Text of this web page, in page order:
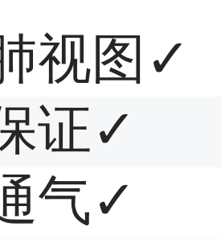
视图 ✓
证✓
气✓